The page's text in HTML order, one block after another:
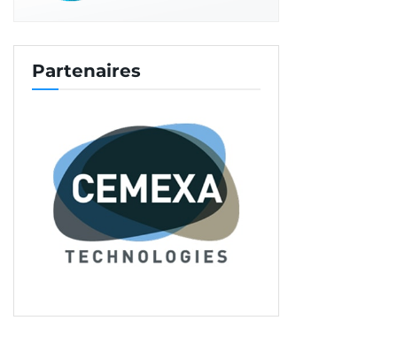
votre offre de chapes anhydrite dans les
mêmes réseaux ?
différents. Leschapes anhydrite
œuvre par l’applicateur partenaire Technisol, à
l’aide d’engins de chantier dédiés. Nos isolants
sont, eux, distribués par les négoces en matériaux
de construction, qui assurent leur livraison sur
chantier. D’un point de vue logistique, ceux deux
offres sont complémentaires.
Partenaires